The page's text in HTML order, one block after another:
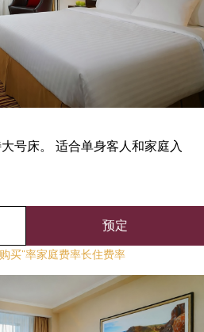
号床。 适合单身客人和家庭入
预定
买"率家庭费率长住费率